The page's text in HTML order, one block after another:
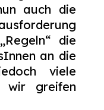
auch die
die
an die
viele
wir greifen